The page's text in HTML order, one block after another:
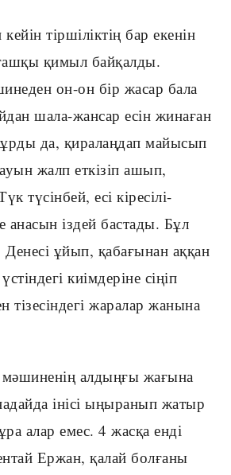
тіршіліктің бар екенін
қимыл байқалды.
он-он бір жасар бала
шала-жансар есін жинаған
да, қиралаңдап майысып
жалп еткізіп ашып,
түсінбей, есі кіресілі-
іздей бастады. Бұл
ұйып, қабағынан аққан
киімдеріне сіңіп
тізесіндегі жаралар жанына
алдыңғы жағына
інісі ыңыранып жатыр
алар емес. 4 жасқа енді
Ержан, қалай болғаны